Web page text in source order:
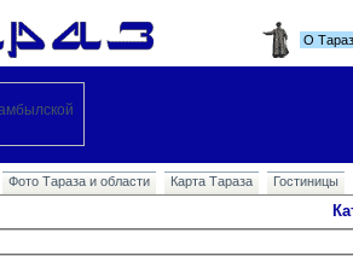
О
Фото Тараза и области Карта Тараза Гостиницы